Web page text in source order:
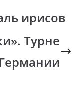
ирисов
Турне